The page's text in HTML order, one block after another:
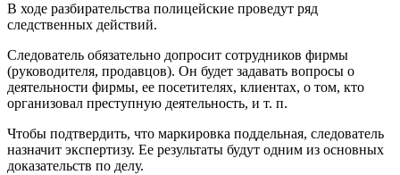
В ходе разбирательства полицейские проведут ряд
следственных действий.
Следователь обязательно допросит сотрудников фирмы
(руководителя, продавцов). Он будет задавать вопросы о
деятельности фирмы, ее посетителях, клиентах, о том, кто
организовал преступную деятельность, и т. п.
Чтобы подтвердить, что маркировка поддельная, следователь
назначит экспертизу. Ее результаты будут одним из основных
доказательств по делу.